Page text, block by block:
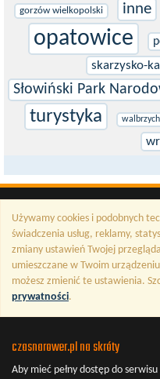
gorzów wielkopolski inne
opatowice
skarzysko-
Słowiński Park
turystyka walbrzych
Używamy cookies i podobnych
świadczenia usług, reklamy,
zmiany ustawień Twojej
umieszczane w Twoim
możesz zmienić te ustawienia.
prywatności.
czasnarower.pl na skróty
Aby mieć pełny dostęp do serwisu